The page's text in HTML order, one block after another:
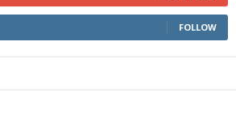
FOLLOW